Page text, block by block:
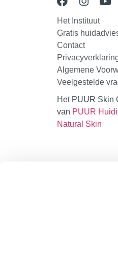
Het Instituut
Gratis
Contact
Algemene
Veelgestelde
Het PUUR Skin
van PUUR
Natural Skin